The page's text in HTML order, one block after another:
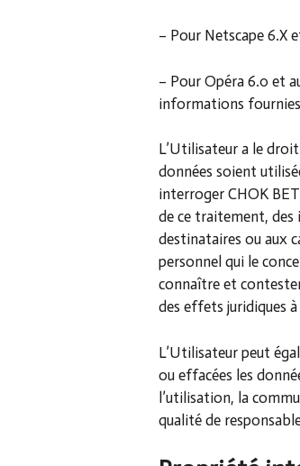
– Pour Netscape 6.X
– Pour Opéra 6.0 et
informations
L’Utilisateur a le
données soient
interroger CHOK
de ce traitement,
destinataires ou aux
personnel qui le
connaître et
des effets juridiques
L’Utilisateur peut
ou effacées les
l’utilisation, la
qualité de